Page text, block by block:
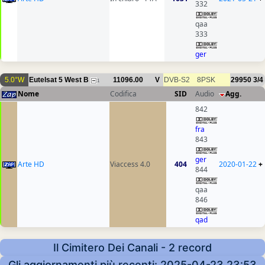
332
qaa
333
ger
5.0°W Eutelsat 5 West B 1 11096.00 V DVB-S2 8PSK 29950 3/4
Nome Codifica SID Audio Agg.
Arte HD Viaccess 4.0 404
842
fra
843
ger
844
qaa
846
qad
2020-01-22+
Il Cimitero Dei Canali - 2 record